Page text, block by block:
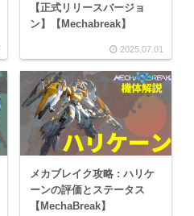
【正式リリースバージョ
ン】【Mechabreak】
2025.07.01
メカブレイク攻略 : ハリケ
ーンの評価とステータス
【MechaBreak】